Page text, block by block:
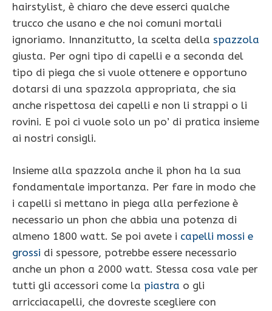
hairstylist, è chiaro che deve esserci qualche
trucco che usano e che noi comuni mortali
ignoriamo. Innanzitutto, la scelta della spazzola
giusta. Per ogni tipo di capelli e a seconda del
tipo di piega che si vuole ottenere e opportuno
dotarsi di una spazzola appropriata, che sia
anche rispettosa dei capelli e non li strappi o li
rovini. E poi ci vuole solo un po’ di pratica insieme
ai nostri consigli.
Insieme alla spazzola anche il phon ha la sua
fondamentale importanza. Per fare in modo che
i capelli si mettano in piega alla perfezione è
necessario un phon che abbia una potenza di
almeno 1800 watt. Se poi avete i capelli mossi e
grossi di spessore, potrebbe essere necessario
anche un phon a 2000 watt. Stessa cosa vale per
tutti gli accessori come la piastra o gli
arricciacapelli, che dovreste scegliere con